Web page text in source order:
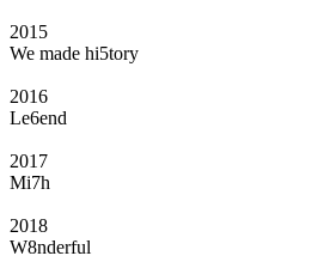
2015
We made hi5tory
2016
Le6end
2017
Mi7h
2018
W8nderful